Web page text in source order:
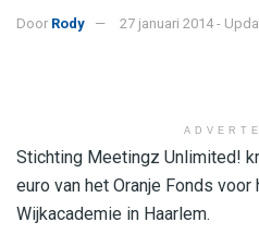
Door Rody 27 januari 2014 -
Stichting Meetingz Unlimited!
euro van het Oranje Fonds
Wijkacademie in Haarlem.